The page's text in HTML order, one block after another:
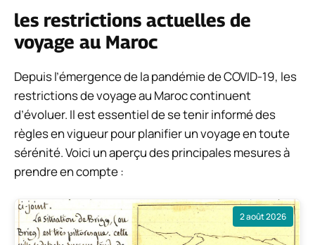
les restrictions actuelles de
voyage au Maroc
Depuis l’émergence de la pandémie de COVID-19, les
restrictions de voyage au Maroc continuent
d’évoluer. Il est essentiel de se tenir informé des
règles en vigueur pour planifier un voyage en toute
sérénité. Voici un aperçu des principales mesures à
prendre en compte :
2 août 2026